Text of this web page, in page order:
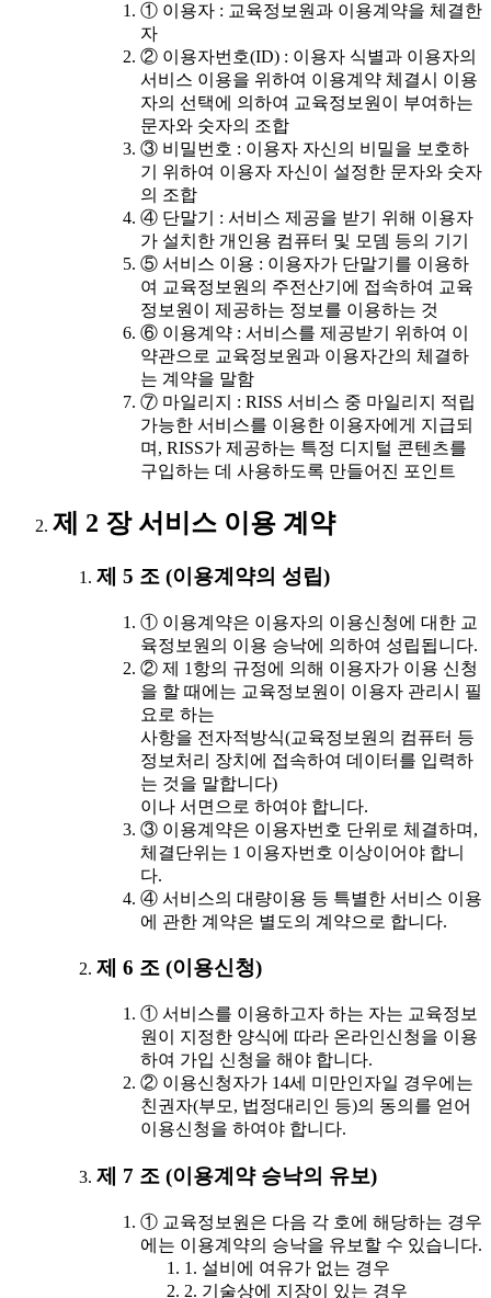
① 이용자 : 교육정보원과 이용계약을 체결한
자
② 이용자번호(ID) : 이용자 식별과 이용자의
서비스 이용을 위하여 이용계약 체결시 이용
자의 선택에 의하여 교육정보원이 부여하는
문자와 숫자의 조합
③ 비밀번호 : 이용자 자신의 비밀을 보호하
기 위하여 이용자 자신이 설정한 문자와 숫자
의 조합
④ 단말기 : 서비스 제공을 받기 위해 이용자
가 설치한 개인용 컴퓨터 및 모뎀 등의 기기
⑤ 서비스 이용 : 이용자가 단말기를 이용하
여 교육정보원의 주전산기에 접속하여 교육
정보원이 제공하는 정보를 이용하는 것
⑥ 이용계약 : 서비스를 제공받기 위하여 이
약관으로 교육정보원과 이용자간의 체결하
는 계약을 말함
⑦ 마일리지 : RISS 서비스 중 마일리지 적립
가능한 서비스를 이용한 이용자에게 지급되
며, RISS가 제공하는 특정 디지털 콘텐츠를
구입하는 데 사용하도록 만들어진 포인트
제 2 장 서비스 이용 계약
제 5 조 (이용계약의 성립)
① 이용계약은 이용자의 이용신청에 대한 교
육정보원의 이용 승낙에 의하여 성립됩니다.
② 제 1항의 규정에 의해 이용자가 이용 신청
을 할 때에는 교육정보원이 이용자 관리시 필
요로 하는
사항을 전자적방식(교육정보원의 컴퓨터 등
정보처리 장치에 접속하여 데이터를 입력하
는 것을 말합니다)
이나 서면으로 하여야 합니다.
③ 이용계약은 이용자번호 단위로 체결하며,
체결단위는 1 이용자번호 이상이어야 합니
다.
④ 서비스의 대량이용 등 특별한 서비스 이용
에 관한 계약은 별도의 계약으로 합니다.
제 6 조 (이용신청)
① 서비스를 이용하고자 하는 자는 교육정보
원이 지정한 양식에 따라 온라인신청을 이용
하여 가입 신청을 해야 합니다.
② 이용신청자가 14세 미만인자일 경우에는
친권자(부모, 법정대리인 등)의 동의를 얻어
이용신청을 하여야 합니다.
제 7 조 (이용계약 승낙의 유보)
① 교육정보원은 다음 각 호에 해당하는 경우
에는 이용계약의 승낙을 유보할 수 있습니다.
1. 설비에 여유가 없는 경우
2. 기술상에 지장이 있는 경우